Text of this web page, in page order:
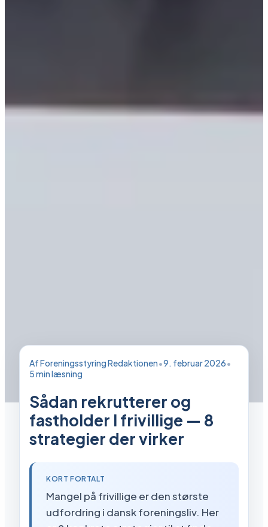
AfForeningsstyring Redaktionen•9. februar 2026•
5min læsning
Sådan rekrutterer og
fastholder I frivillige — 8
strategier der virker
KORT FORTALT
Mangel på frivillige er den største
udfordring i dansk foreningsliv. Her